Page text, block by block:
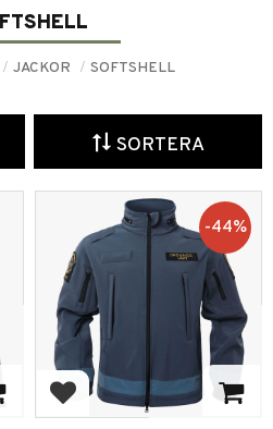
JACKOR SOFTSHELL
SORTERA
Lägg till i favoriter
44%